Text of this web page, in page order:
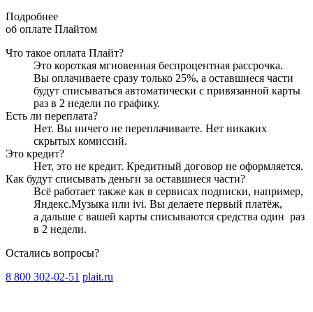
Подробнее
об оплате Плайтом
Что такое оплата Плайт?
Это короткая мгновенная беспроцентная рассрочка.
Вы оплачиваете сразу только 25%, а оставшиеся части
будут списываться автоматически с привязанной карты
раз в 2 недели по графику.
Есть ли переплата?
Нет. Вы ничего не переплачиваете. Нет никаких
скрытых комиссий.
Это кредит?
Нет, это не кредит. Кредитный договор не оформляется.
Как будут списывать деньги за оставшиеся части?
Всё работает также как в сервисах подписки, например,
Яндекс.Музыка или ivi. Вы делаете первый платёж,
а дальше с вашей карты списываются средства один раз
в 2 недели.
Остались вопросы?
8 800 302-02-51 plait.ru